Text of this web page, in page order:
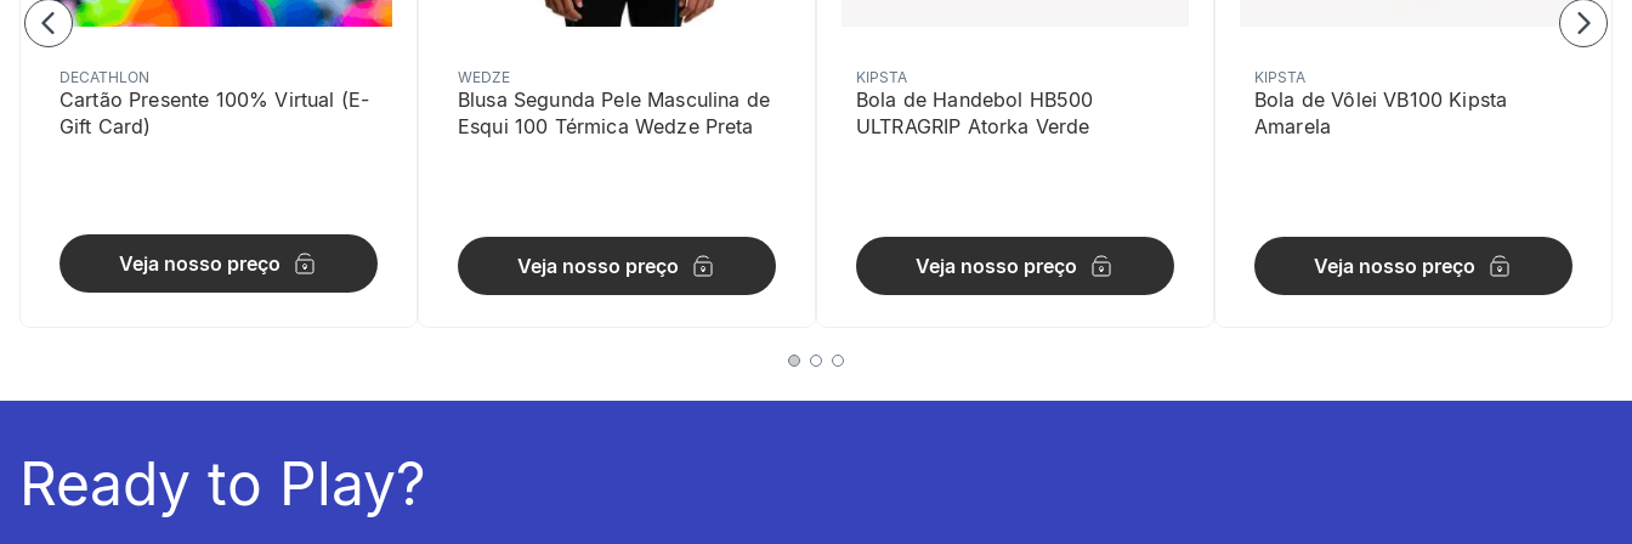
O controlo da raquete facilita a devolução da bola.
DECATHLON
Cartão Presente 100% Virtual (E-
Gift Card)
Veja nosso preço
WEDZE
Blusa Segunda Pele Masculina de
Esqui 100 Térmica Wedze Preta
Veja nosso preço
KIPSTA
Bola de Handebol HB500
ULTRAGRIP Atorka Verde
Veja nosso preço
KIPSTA
Bola de Vôlei VB100 Kipsta
Amarela
Veja nosso preço
Ready to Play?